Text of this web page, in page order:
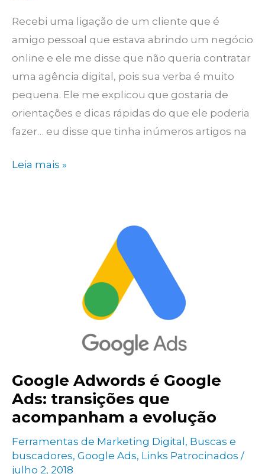
Recebi uma ligação de um cliente que é
amigo pessoal que estava abrindo um negócio
online e ele me disse que não queria contratar
uma agência digital, pois sua verba é muito
pequena. Ele me explicou que gostaria de
orientações e dicas rápidas do que ele poderia
fazer… eu disse que tinha inúmeros artigos na
Dicas
Leia mais »
Google Adwords é Google
Ads: transições que
acompanham a evolução
Ferramentas de Marketing Digital, Buscas e
buscadores, Google Ads, Links Patrocinados /
julho 2, 2018